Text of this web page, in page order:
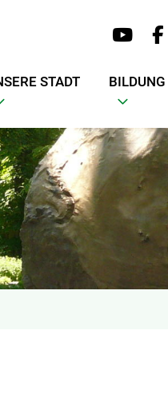
STADT BILDUNG